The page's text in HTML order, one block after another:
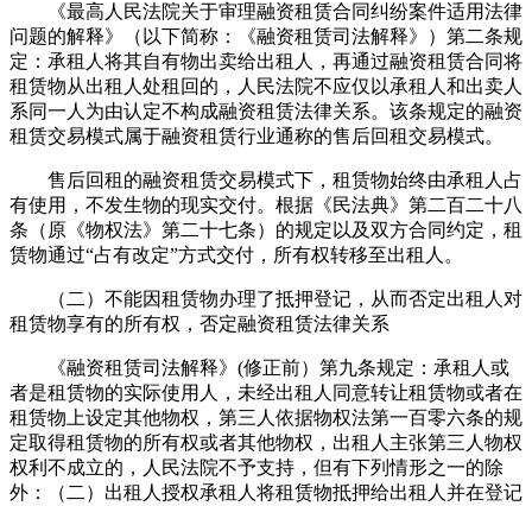
《最高人民法院关于审理融资租赁合同纠纷案件适用法律
问题的解释》（以下简称：《融资租赁司法解释》）第二条规
定：承租人将其自有物出卖给出租人，再通过融资租赁合同将
租赁物从出租人处租回的，人民法院不应仅以承租人和出卖人
系同一人为由认定不构成融资租赁法律关系。该条规定的融资
租赁交易模式属于融资租赁行业通称的售后回租交易模式。
售后回租的融资租赁交易模式下，租赁物始终由承租人占
有使用，不发生物的现实交付。根据《民法典》第二百二十八
条（原《物权法》第二十七条）的规定以及双方合同约定，租
赁物通过“占有改定”方式交付，所有权转移至出租人。
（二）不能因租赁物办理了抵押登记，从而否定出租人对
租赁物享有的所有权，否定融资租赁法律关系
《融资租赁司法解释》(修正前）第九条规定：承租人或
者是租赁物的实际使用人，未经出租人同意转让租赁物或者在
租赁物上设定其他物权，第三人依据物权法第一百零六条的规
定取得租赁物的所有权或者其他物权，出租人主张第三人物权
权利不成立的，人民法院不予支持，但有下列情形之一的除
外：（二）出租人授权承租人将租赁物抵押给出租人并在登记